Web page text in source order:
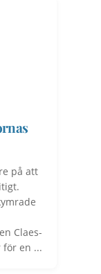
på att
Claes-
för en ...